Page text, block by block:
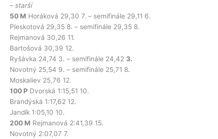
– starší
50 M Horáková 29,30 7. – semifinále 29,11 6.
Pleskotová 29,35 8. – semifinále 29,35 8.
Rejmanová 30,26 11.
Bartošová 30,39 12.
Ryšávka 24,74 3. – semifinále 24,42 3.
Novotný 25,54 9. – semifinále 25,71 8.
Moskaliev 25,76 12.
100 P Dvorská 1:15,51 10.
Brandýská 1:17,62 12.
Jandík 1:05,10 10.
200 M Rejmanová 2:41,39 15.
Novotný 2:07,07 7.